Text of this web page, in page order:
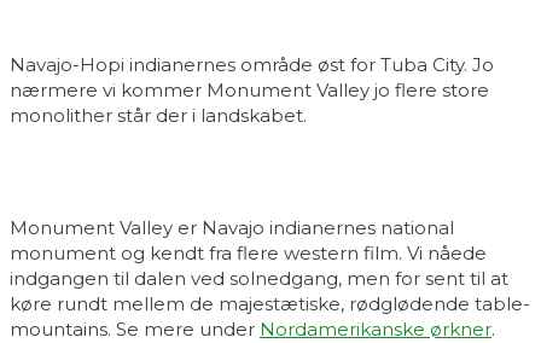
Navajo-Hopi indianernes område øst for Tuba City. Jo
nærmere vi kommer Monument Valley jo flere store
monolither står der i landskabet.
Monument Valley er Navajo indianernes national
monument og kendt fra flere western film. Vi nåede
indgangen til dalen ved solnedgang, men for sent til at
køre rundt mellem de majestætiske, rødglødende table-
mountains. Se mere under Nordamerikanske ørkner.